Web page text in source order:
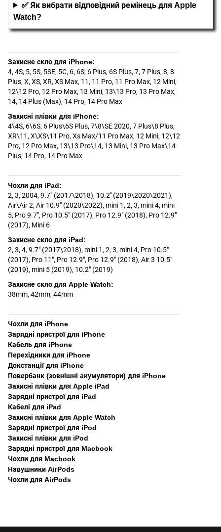
✅ Як вибрати відповідний ремінець для Apple
Watch?
Захисне скло для iPhone:
4, 4S, 5, 5S, 5SE, 5С, 6, 6S, 6 Plus, 6S Plus, 7, 7 Plus, 8, 8
Plus, X, XS, XR, XS Max, 11 , 11 Pro, 11 Pro Max, 12 Mini,
12\12 Pro, 12 Pro Max, 13 Mini, 13\13 Pro, 13 Pro Max,
14, 14 Plus (Max), 14 Pro, 14 Pro Max
Захисні плівки для iPhone:
4\4S, 6\6S, 6 Plus\6S Plus, 7\8\SE 2020, 7 Plus\8 Plus,
XR\11 , X\XS\11 Pro, Xs Max/11 Pro Max, 12 Mini, 12\12
Pro, 12 Pro Max, 13\13 Pro\14, 13 Mini, 13 Pro Max\14
Plus, 14 Pro, 14 Pro Max
Чохли для iPad:
2, 3, 2004, 9.7" (2017\2018), 10.2'' (2019\2020\2021),
Air\Air 2, Air 10.9" (2020\2022), mini 1, 2, 3, mini 4, mini
5, Pro 9.7", Pro 10.5" (2017), Pro 12.9" (2018), Pro 12.9"
(2017), Mini 6
Захисне скло для iPad:
2, 3, 4, 9.7" (2017\2018), mini 1, 2, 3, mini 4, Pro 10.5"
(2017), Pro 11", Pro 12.9", Pro 12.9" (2018), Air 3 10.5"
(2019), mini 5 (2019), 10.2" (2019)
Захисне скло для Apple Watch:
38mm, 42mm, 44mm
Чохли для iPhone
Зарядні пристрої для iPhone
Кабель для iPhone
Перехідники для iPhone
Докстанції для iPhone
Повербанк (зовнішні акумулятори) для iPhone
Захисні плівки для Apple iPad
Зарядні пристрої для iPad
Кабелі для iPad
Захисні плівки для Apple Watch
Зарядні пристрої для iPod
Захисні плівки для iPod
Зарядні пристрої для Macbook
Чохли для Macbook
Навушники AirPods
Чохли для AirPods